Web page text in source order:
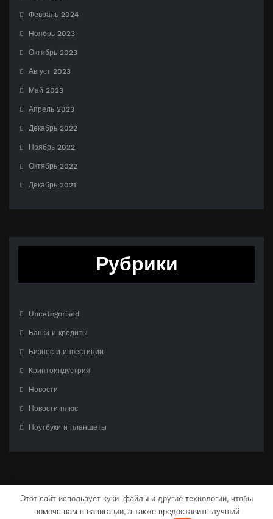
Февраль 2024
Ноябрь 2023
Октябрь 2023
Август 2023
Май 2023
Апрель 2023
Декабрь 2022
Ноябрь 2022
Октябрь 2022
Декабрь 2021
Рубрики
Uncategorised
Банки и кредиты
Бизнес и инвестиции
Криптоиндустрия
Новости
Новости плюс
Ноутбуки и планшеты
С гордостью созлано наWordPress| Тема:CloudPress Dark
Этот сайт использует куки-файлы и другие технологии, чтобы
помочь вам в навигации, а также предоставить лучший